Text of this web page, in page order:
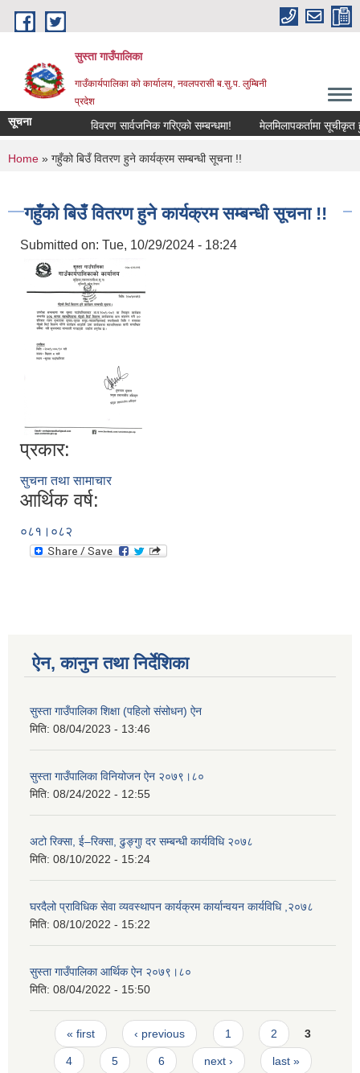
Skip to main content
सुस्ता गाउँपालिका
गाउँकार्यपालिका काे कार्यालय, नवलपरासी ब.सु.प. लुम्बिनी
प्रदेश
सूचना विवरण सार्वजनिक गरिएको सम्बन्धमा! मेलमिलापकर्तामा सूचीकृत
You are here
Home » गहुँको बिउँ वितरण हुने कार्यक्रम सम्बन्धी सूचना !!
गहुँको बिउँ वितरण हुने कार्यक्रम सम्बन्धी सूचना !!
Submitted on: Tue, 10/29/2024 - 18:24
प्रकार:
सुचना तथा सामाचार
आर्थिक वर्ष:
०८१।०८२
ऐन, कानुन तथा निर्देशिका
सुस्ता गाउँपालिका शिक्षा (पहिलो संसोधन) ऐन
मिति: 08/04/2023 - 13:46
सुस्ता गाउँपालिका विनियोजन ऐन २०७९।८०
मिति: 08/24/2022 - 12:55
अटो रिक्सा, ई–रिक्सा, ढुङ्गुा दर सम्बन्धी कार्यविधि २०७८
मिति: 08/10/2022 - 15:24
घरदैलो प्राविधिक सेवा व्यवस्थापन कार्यक्रम कार्यान्वयन कार्यविधि ,२०७८
मिति: 08/10/2022 - 15:22
सुस्ता गाउँपालिका आर्थिक ऐन २०७९।८०
मिति: 08/04/2022 - 15:50
Pages
« first ‹ previous 1 2 3
4 5 6 next › last »